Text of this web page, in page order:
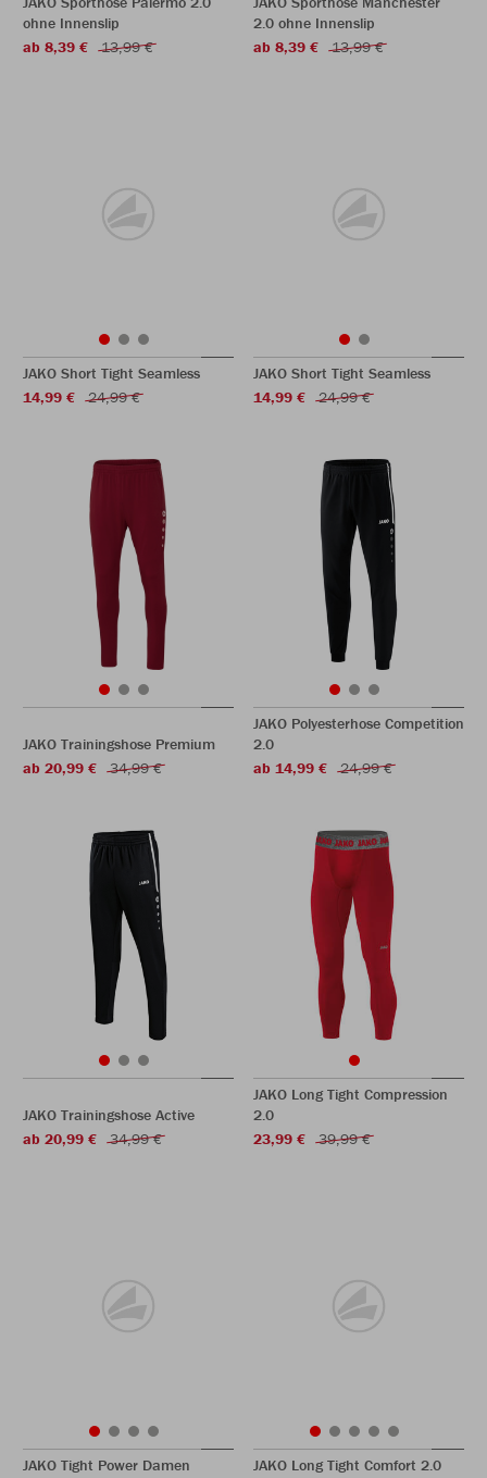
ohne Innenslip
ab 8,39 €
13,99 €
2.0 ohne Innenslip
ab 8,39 €
13,99 €
JAKO Short Tight Seamless
14,99 €
24,99 €
JAKO Short Tight Seamless
14,99 €
24,99 €
JAKO Trainingshose Premium
ab 20,99 €
34,99 €
JAKO Polyesterhose Competition
2.0
ab 14,99 €
24,99 €
JAKO Trainingshose Active
ab 20,99 €
34,99 €
JAKO Long Tight Compression
2.0
23,99 €
39,99 €
JAKO Tight Power Damen
JAKO Long Tight Comfort 2.0